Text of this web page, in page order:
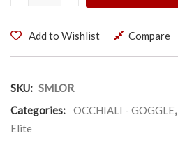
Add to Wishlist Compare
SKU: SMLOR
Categories:
OCCHIALI - GOGGLE,
Elite